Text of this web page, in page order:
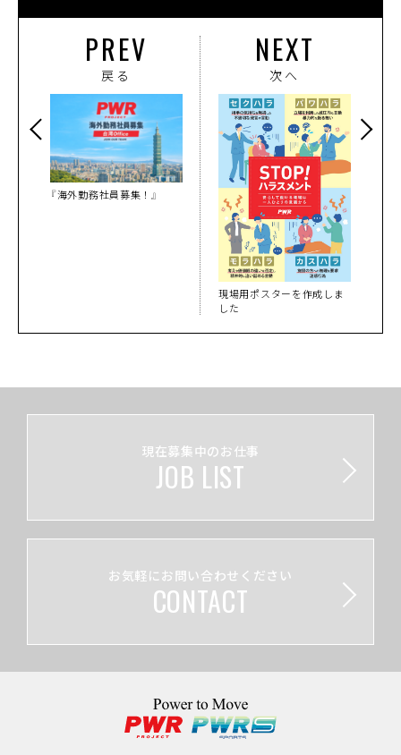
PREV
戻る
『海外勤務社員募集！』
現場用ポスターを作成しま
した
NEXT
次へ
現在募集中のお仕事
JOB LIST
お気軽にお問い合わせください
CONTACT